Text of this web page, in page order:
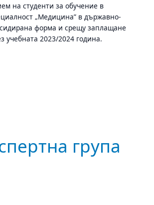
на студенти за обучение в
„Медицина” в държавно-
форма и срещу заплащане
учебната 2023/2024 година.
група